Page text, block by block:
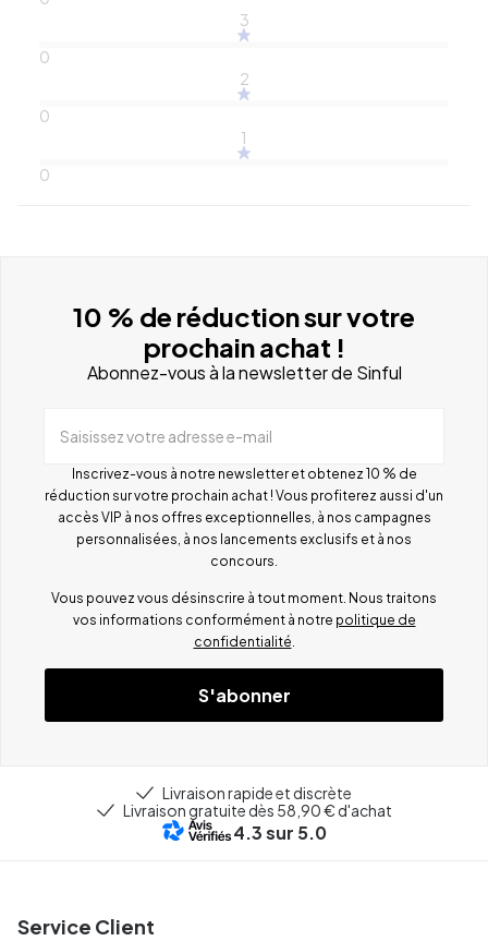
3
0
2
0
1
0
10 % de réduction sur votre
prochain achat !
Abonnez-vous à la newsletter de Sinful
Saisissez votre adresse e-mail
Inscrivez-vous à notre newsletter et obtenez 10 % de
réduction sur votre prochain achat ! Vous profiterez aussi d'un
accès VIP à nos offres exceptionnelles, à nos campagnes
personnalisées, à nos lancements exclusifs et à nos
concours.
Vous pouvez vous désinscrire à tout moment. Nous traitons
vos informations conformément à notre politique de
confidentialité
S'abonner
Livraison rapide et discrète
Livraison gratuite dès 58,90 € d'achat
4.3sur 5.0
Service Client